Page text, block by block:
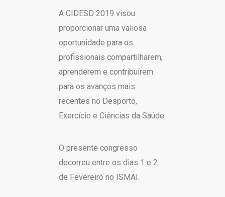
A CIDESD 2019 visou
proporcionar uma valiosa
oportunidade para os
profissionais compartilharem,
aprenderem e contribuírem
para os avanços mais
recentes no Desporto,
Exercício e Ciências da Saúde.
O presente congresso
decorreu entre os dias 1 e 2
de Fevereiro no ISMAI.